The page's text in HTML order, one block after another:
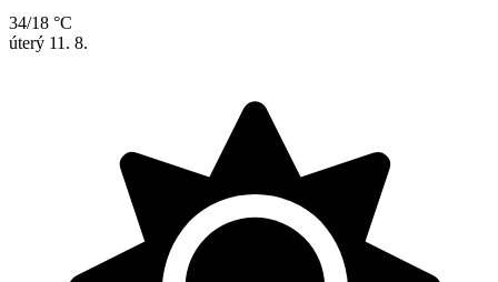
34/18 °C
úterý 11. 8.